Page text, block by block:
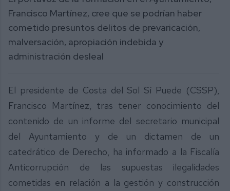
Francisco Martínez, cree que se podrían haber
cometido presuntos delitos de prevaricación,
malversación, apropiación indebida y
administración desleal
El presidente de Costa del Sol Sí Puede (CSSP),
Francisco Martínez, tras tener conocimiento del
contenido de un informe del secretario municipal
del Ayuntamiento y de un dictamen de un
catedrático de Derecho, ha informado a la Fiscalía
Anticorrupción de las supuestas ilegalidades
cometidas en relación a la gestión y construcción